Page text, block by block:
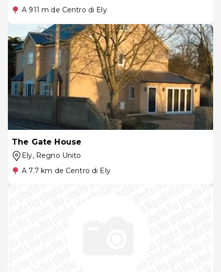
A 911 m de Centro di Ely
The Gate House
Ely, Regno Unito
A 7.7 km de Centro di Ely